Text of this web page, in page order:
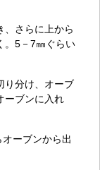
、さらに上から
。5－7㎜ぐらい
り分け、オーブ
ーブンに入れ
ーブンから出